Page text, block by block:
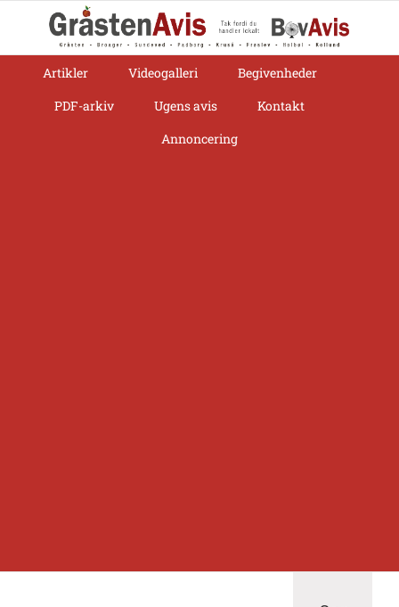
Artikler
Videogalleri
Begivenheder
PDF-arkiv
Ugens avis
Kontakt
Annoncering